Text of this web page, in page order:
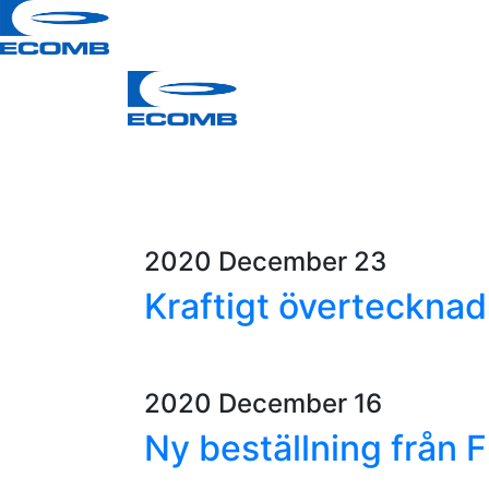
2020 December 23
Kraftigt
2020 December 16
Ny beställning från